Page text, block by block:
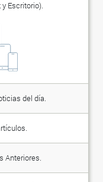
Escritorio).
del día.
Anteriores.